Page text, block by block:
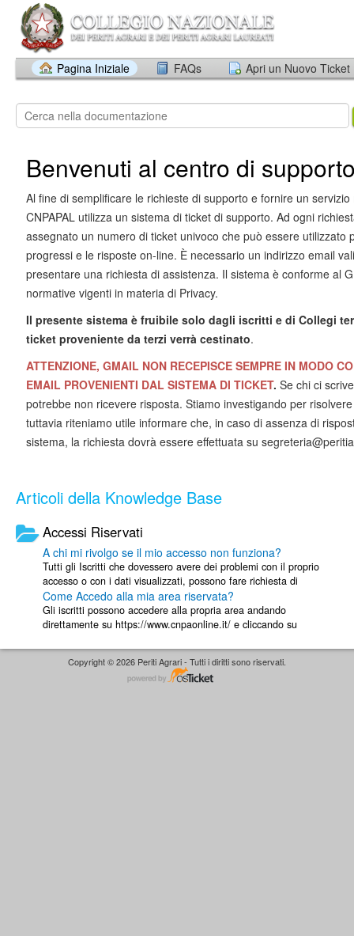
Pagina Iniziale FAQs Apri un Nuovo Ticket
Benvenuti al centro di
Al fine di semplificare le richieste di supporto e fornire un servizio
CNPAPAL utilizza un sistema di ticket di supporto. Ad ogni
assegnato un numero di ticket univoco che può essere utilizzato
progressi e le risposte on-line. È necessario un indirizzo email
presentare una richiesta di assistenza. Il sistema è conforme al
normative vigenti in materia di Privacy.
Il presente sistema è fruibile solo dagli iscritti e di Collegi
ticket proveniente da terzi verrà cestinato.
ATTENZIONE, GMAIL NON RECEPISCE SEMPRE IN MODO
EMAIL PROVENIENTI DAL SISTEMA DI TICKET. Se chi ci
potrebbe non ricevere risposta. Stiamo investigando per
tuttavia riteniamo utile informare che, in caso di assenza di
sistema, la richiesta dovrà essere effettuata su
Articoli della Knowledge Base
Accessi Riservati
A chi mi rivolgo se il mio accesso non funziona?
Tutti gli Iscritti che dovessero avere dei problemi con il proprio
accesso o con i dati visualizzati, possono fare richiesta di
supporto al proprio ...
Come Accedo alla mia area riservata?
Gli iscritti possono accedere alla propria area andando
direttamente su https://www.cnpaonline.it/ e cliccando su
Copyright © 2026 Periti Agrari - Tutti i diritti sono riservati.